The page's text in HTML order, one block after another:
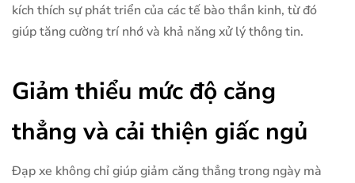
kích thích sự phát triển của các tế bào thần kinh, từ đó
giúp tăng cường trí nhớ và khả năng xử lý thông tin.
Giảm thiểu mức độ căng
thẳng và cải thiện giấc ngủ
Đạp xe không chỉ giúp giảm căng thẳng trong ngày mà